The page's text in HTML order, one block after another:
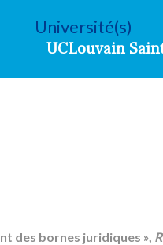
Université(s)
UCLouvain
des bornes juridiques »,